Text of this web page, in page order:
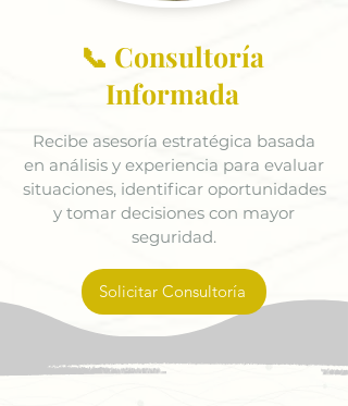
📞 Consultoría
Informada
Recibe asesoría estratégica basada
en análisis y experiencia para evaluar
situaciones, identificar oportunidades
y tomar decisiones con mayor
seguridad.
Solicitar Consultoría